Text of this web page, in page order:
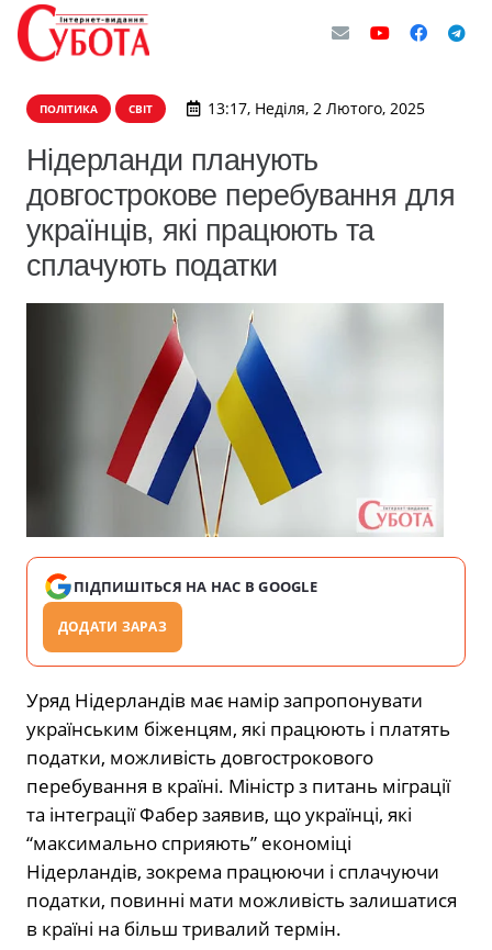
ПОЛІТИКА СВІТ 13:17, Неділя, 2 Лютого, 2025
Нідерланди планують
довгострокове перебування для
українців, які працюють та
сплачують податки
ПІДПИШІТЬСЯ НА НАС В GOOGLE
ДОДАТИ ЗАРАЗ
Уряд Нідерландів має намір запропонувати
українським біженцям, які працюють і платять
податки, можливість довгострокового
перебування в країні. Міністр з питань міграції
та інтеграції Фабер заявив, що українці, які
“максимально сприяють” економіці
Нідерландів, зокрема працюючи і сплачуючи
податки, повинні мати можливість залишатися
в країні на більш тривалий термін.